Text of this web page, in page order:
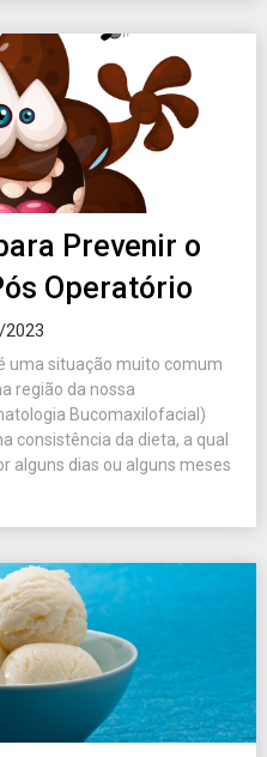
Prevenir o
Operatório
uma situação muito comum
região da nossa
Bucomaxilofacial)
consistência da dieta, a qual
alguns dias ou alguns meses